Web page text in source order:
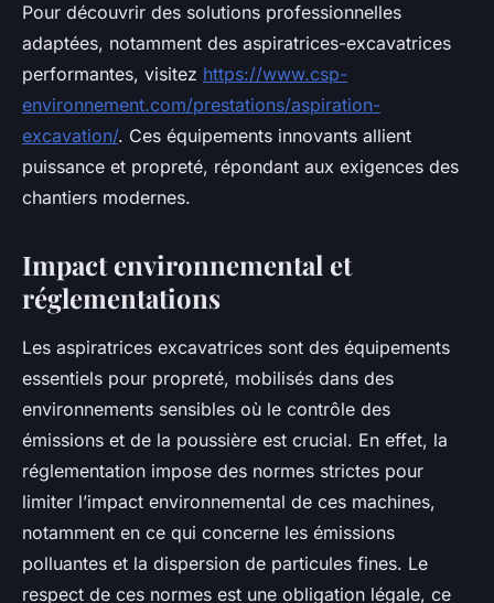
Pour découvrir des solutions professionnelles
adaptées, notamment des aspiratrices-excavatrices
performantes, visitez https://www.csp-
environnement.com/prestations/aspiration-
excavation/. Ces équipements innovants allient
puissance et propreté, répondant aux exigences des
chantiers modernes.
Impact environnemental et
réglementations
Les aspiratrices excavatrices sont des équipements
essentiels pour propreté, mobilisés dans des
environnements sensibles où le contrôle des
émissions et de la poussière est crucial. En effet, la
réglementation impose des normes strictes pour
limiter l’impact environnemental de ces machines,
notamment en ce qui concerne les émissions
polluantes et la dispersion de particules fines. Le
respect de ces normes est une obligation légale, ce